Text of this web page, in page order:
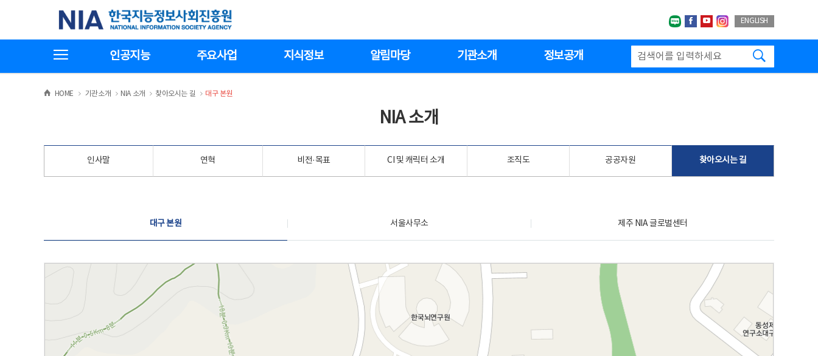
기
한국지능정보사회진흥원
네이버블로그
페이스북
유투브인스타그랩
ENGLISH
인공지능 주요사업 지식정보 알림마당 기관소개 정보공개
HOME >
기관소개 >NIA 소개 >
찾아오시는 길 >
대구 본원
NIA 소개
인사말 연혁 비전·목표 CI 및 캐릭터 소개 조직도 공공자원 찾아오시는 길
대구 본원 서울사무소 제주 NIA 글로벌센터